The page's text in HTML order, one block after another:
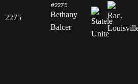
2275
#2275
Bethany
Balcer